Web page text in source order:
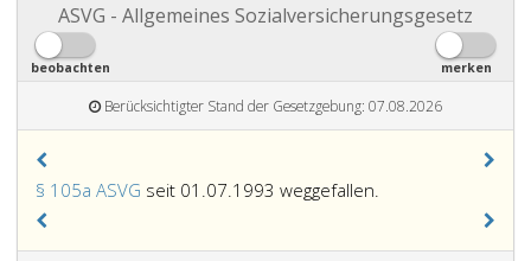
ASVG - Allgemeines Sozialversicherungsgesetz
beobachten merken
Berücksichtigter Stand der Gesetzgebung: 07.08.2026
§ 105a ASVG seit 01.07.1993 weggefallen.